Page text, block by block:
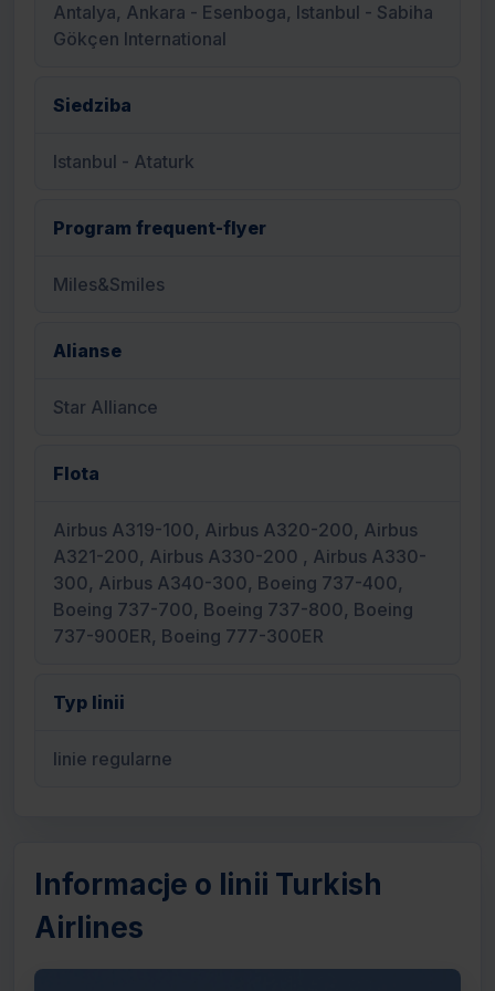
Antalya, Ankara - Esenboga, Istanbul - Sabiha
Gökçen International
Siedziba
Istanbul - Ataturk
Program frequent-flyer
Miles&Smiles
Alianse
Star Alliance
Flota
Airbus A319-100, Airbus A320-200, Airbus
A321-200, Airbus A330-200 , Airbus A330-
300, Airbus A340-300, Boeing 737-400,
Boeing 737-700, Boeing 737-800, Boeing
737-900ER, Boeing 777-300ER
Typ linii
linie regularne
Informacje o linii Turkish
Airlines